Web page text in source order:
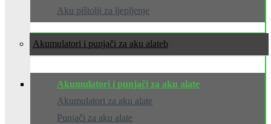
Aku pištolji za ljepljenje
Akumulatori i punjači za aku alate
Akumulatori i punjači za aku alate
Akumulatori za aku alate
Punjači za aku alate